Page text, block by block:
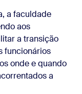
a faculdade
aos
a transição
funcionários
onde e quando
a